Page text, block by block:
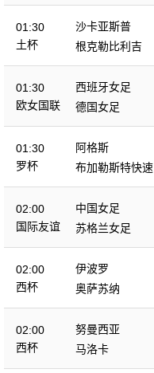
01:30
土杯
沙卡亚斯普
根克勒比利吉
01:30
欧女国联
西班牙女足
德国女足
01:30
罗杯
阿格斯
布加勒斯特快速
02:00
国际友谊
中国女足
苏格兰女足
02:00
西杯
伊波罗
奥萨苏纳
02:00
西杯
努曼西亚
马洛卡